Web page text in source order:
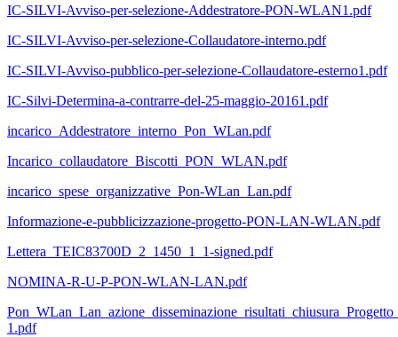
IC-SILVI-Avviso-per-selezione-Addestratore-PON-WLAN1.pdf
IC-SILVI-Avviso-per-selezione-Collaudatore-interno.pdf
IC-SILVI-Avviso-pubblico-per-selezione-Collaudatore-esterno1.pdf
IC-Silvi-Determina-a-contrarre-del-25-maggio-20161.pdf
incarico_Addestratore_interno_Pon_WLan.pdf
Incarico_collaudatore_Biscotti_PON_WLAN.pdf
incarico_spese_organizzative_Pon-WLan_Lan.pdf
Informazione-e-pubblicizzazione-progetto-PON-LAN-WLAN.pdf
Lettera_TEIC83700D_2_1450_1_1-signed.pdf
NOMINA-R-U-P-PON-WLAN-LAN.pdf
1.pdf